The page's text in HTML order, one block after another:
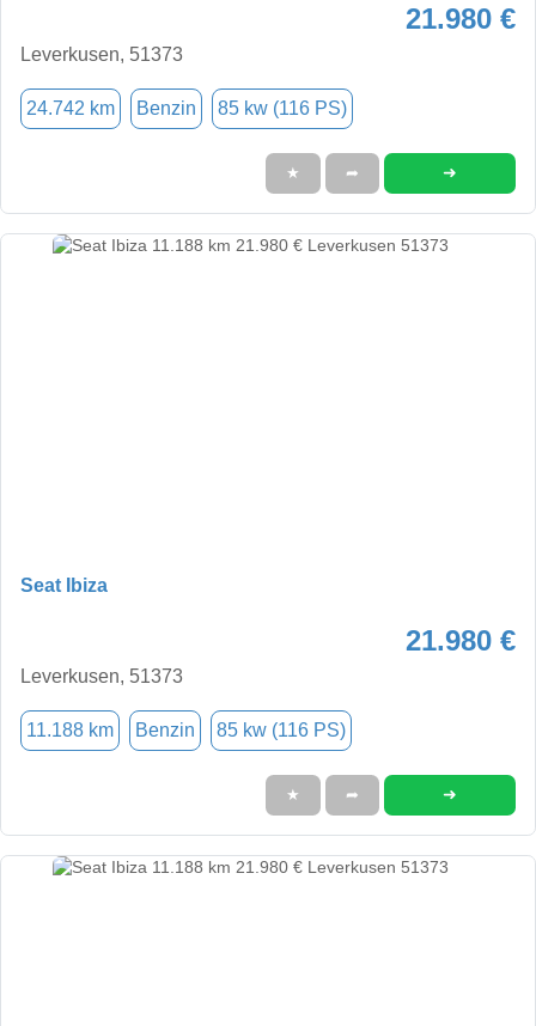
21.980 €
Leverkusen, 51373
24.742 km Benzin 85 kw (116 PS)
★ ➦ ➜
Seat Ibiza
21.980 €
Leverkusen, 51373
11.188 km Benzin 85 kw (116 PS)
★ ➦ ➜